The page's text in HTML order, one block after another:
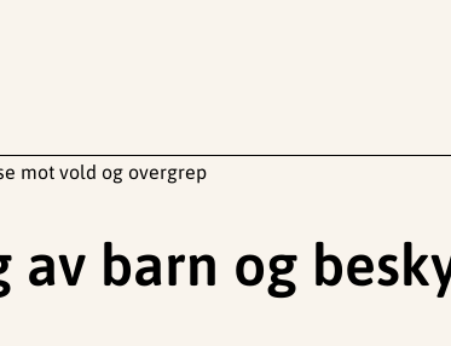
mot vold og overgrep
barn og